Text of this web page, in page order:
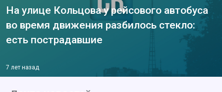
На улице Кольцова у рейсового автобуса
во время движения разбилось стекло:
есть пострадавшие
7 лет назад